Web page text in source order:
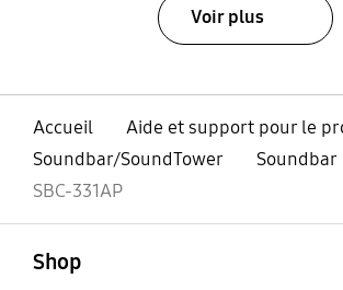
Voir plus
Accueil
Aide et support pour le
Soundbar/SoundTower
Soundbar
SBC-331AP
Shop